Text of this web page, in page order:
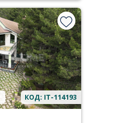
КОД: IT-114193